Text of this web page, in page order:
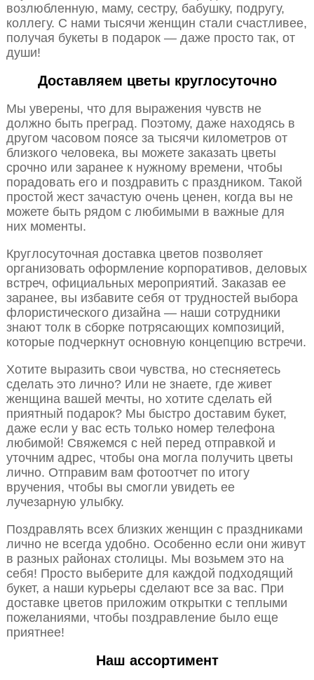
возлюбленную, маму, сестру, бабушку, подругу,
коллегу. С нами тысячи женщин стали счастливее,
получая букеты в подарок — даже просто так, от
души!
Доставляем цветы круглосуточно
Мы уверены, что для выражения чувств не
должно быть преград. Поэтому, даже находясь в
другом часовом поясе за тысячи километров от
близкого человека, вы можете заказать цветы
срочно или заранее к нужному времени, чтобы
порадовать его и поздравить с праздником. Такой
простой жест зачастую очень ценен, когда вы не
можете быть рядом с любимыми в важные для
них моменты.
Круглосуточная доставка цветов позволяет
организовать оформление корпоративов, деловых
встреч, официальных мероприятий. Заказав ее
заранее, вы избавите себя от трудностей выбора
флористического дизайна — наши сотрудники
знают толк в сборке потрясающих композиций,
которые подчеркнут основную концепцию встречи.
Хотите выразить свои чувства, но стесняетесь
сделать это лично? Или не знаете, где живет
женщина вашей мечты, но хотите сделать ей
приятный подарок? Мы быстро доставим букет,
даже если у вас есть только номер телефона
любимой! Свяжемся с ней перед отправкой и
уточним адрес, чтобы она могла получить цветы
лично. Отправим вам фотоотчет по итогу
вручения, чтобы вы смогли увидеть ее
лучезарную улыбку.
Поздравлять всех близких женщин с праздниками
лично не всегда удобно. Особенно если они живут
в разных районах столицы. Мы возьмем это на
себя! Просто выберите для каждой подходящий
букет, а наши курьеры сделают все за вас. При
доставке цветов приложим открытки с теплыми
пожеланиями, чтобы поздравление было еще
приятнее!
Наш ассортимент